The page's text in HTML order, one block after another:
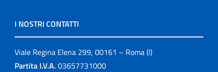
I NOSTRI CONTATTI
Viale Regina Elena 299, 00161 – Roma (I)
Partita I.V.A. 03657731000